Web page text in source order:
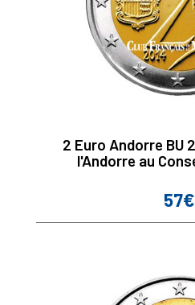
2 Euro Andorre BU
l'Andorre au
Prix
57€